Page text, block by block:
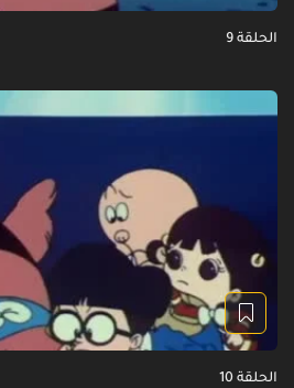
الحلقة 9
الحلقة 10